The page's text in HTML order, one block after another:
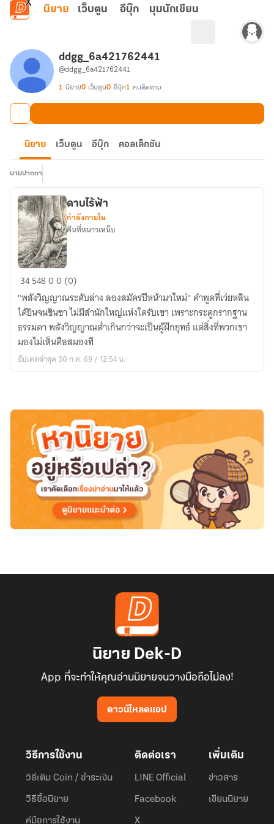
ข้ามไปยังเนื้อหาหลัก
นิยาย เว็บตูน อีบุ๊ก มุมนักเขียน
ddgg_6a421762441
@ddgg_6a421762441
1 นิยาย0 เว็บตูน0 อีบุ๊ก1 คนติดตาม
นิยาย เว็บตูน อีบุ๊ก คอลเล็กชัน
นามปากกา
ดาบ
ฟ้า
ดาบไร้ฟ้า
กำลังภายใน
คืนที่หนาวเหน็บ
3454800 (0)
"พลังวิญญาณระดับล่าง ลองสมัครปีหน้ามาใหม่" คำพูดที่เว่ยหลิน
ได้ยินจนชินชา ไม่มีสำนักใหญ่แห่งใดรับเขา เพราะกระดูกรากฐาน
ธรรมดา พลังวิญญาณต่ำเกินกว่าจะเป็นผู้ฝึกยุทธ์ แต่สิ่งที่พวกเขา
มองไม่เห็นคือสมองที
อัปเดตล่าสุด 30 ก.ค. 69 / 12:54 น.
นิยาย Dek-D
App ที่จะทำให้คุณอ่านนิยายจนวางมือถือไม่ลง!
ดาวน์โหลดแอป
วิธีการใช้งาน
วิธีเติม Coin / ชำระเงิน
วิธีซื้อนิยาย
คู่มือการใช้งาน
ติดต่อเรา
LINE Official
Facebook
X
เพิ่มเติม
ข่าวสาร
เขียนนิยาย